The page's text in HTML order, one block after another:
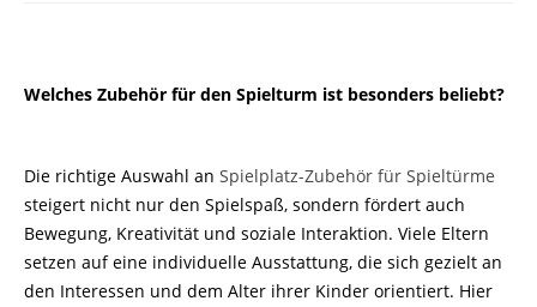
Welches Zubehör für den Spielturm ist besonders beliebt?
Die richtige Auswahl an Spielplatz-Zubehör für Spieltürme
steigert nicht nur den Spielspaß, sondern fördert auch
Bewegung, Kreativität und soziale Interaktion. Viele Eltern
setzen auf eine individuelle Ausstattung, die sich gezielt an
den Interessen und dem Alter ihrer Kinder orientiert. Hier